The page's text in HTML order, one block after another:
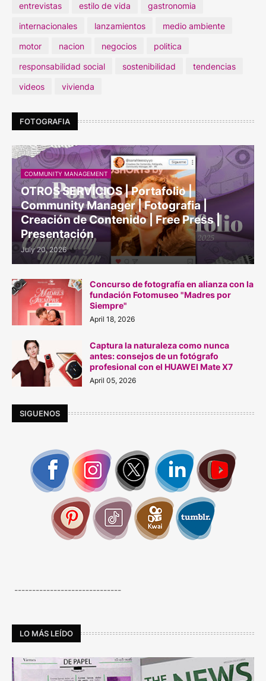
entrevistas
estilo de vida
gastronomia
internacionales
lanzamientos
medio ambiente
motor
nacion negocios
politica
responsabilidad social
sostenibilidad
tendencias
videos
vivienda
FOTOGRAFIA
COMMUNITY MANAGEMENT
OTROS SERVICIOS | Portafolio |
Community Manager | Fotografia |
Creación de Contenido | Free Press |
Presentación
July 20, 2026
Concurso de fotografía en alianza con la
fundación Fotomuseo "Madres por
Siempre"
April 18, 2026
Captura la naturaleza como nunca
antes: consejos de un fotógrafo
profesional con el HUAWEI Mate X7
April 05, 2026
SIGUENOS
------------------------------
LO MÁS LEÍDO